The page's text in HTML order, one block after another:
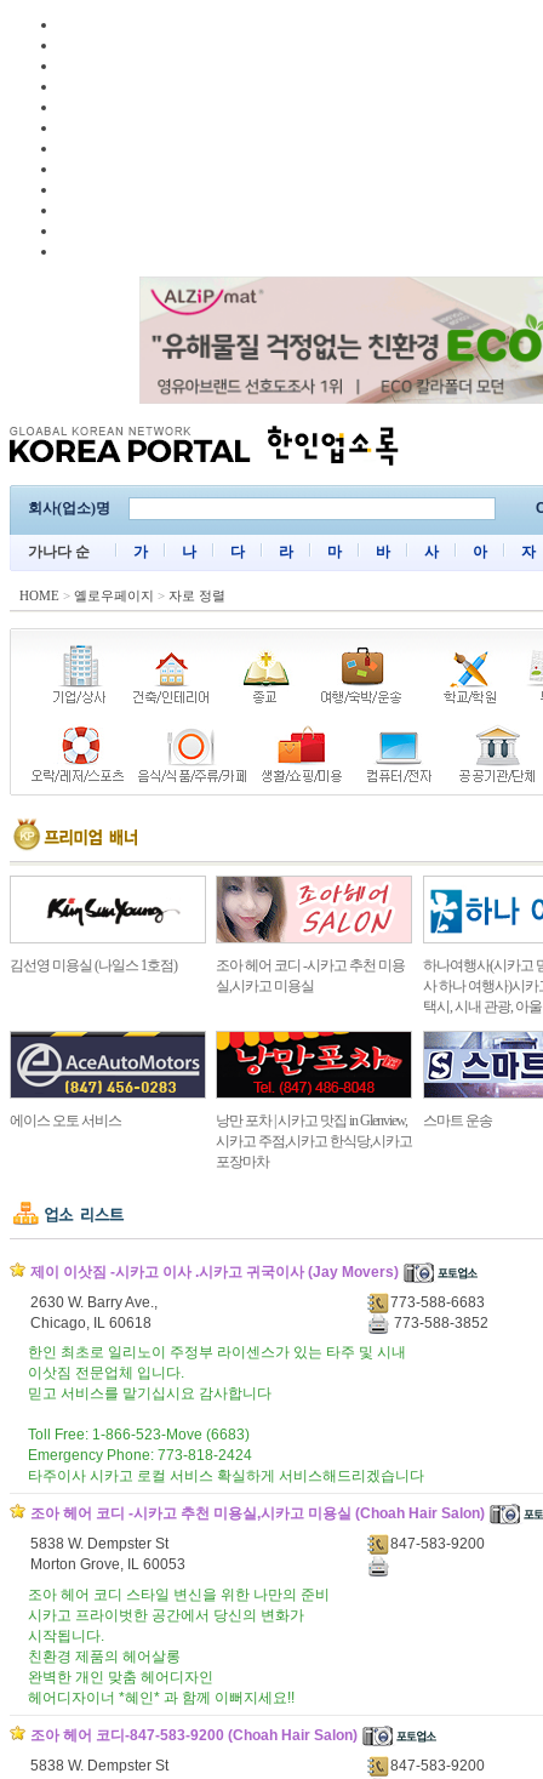
회사(업소)명
가나다 순 가 나 다 라 마 바 사 아 자
HOME > 옐로우페이지 > 자로 정렬
김선영 미용실 (나일스 1호점)
조아 헤어 코디 -시카고 추천 미용
실,시카고 미용실
하나여행사(시카고
사 하나 여행사)시카
택시, 시내 관광, 아
에이스 오토 서비스
낭만 포차 | 시카고 맛집 in Glenview,
시카고 주점,시카고 한식당,시카고
포장마차
스마트 운송
제이 이삿짐 -시카고 이사 .시카고 귀국이사 (Jay Movers)
2630 W. Barry Ave.,
Chicago, IL 60618
773-588-6683
773-588-3852
한인 최초로 일리노이 주정부 라이센스가 있는 타주 및 시내
이삿짐 전문업체 입니다.
믿고 서비스를 맡기십시요 감사합니다
Toll Free: 1-866-523-Move (6683)
Emergency Phone: 773-818-2424
타주이사 시카고 로컬 서비스 확실하게 서비스해드리겠습니다
조아 헤어 코디 -시카고 추천 미용실,시카고 미용실 (Choah Hair Salon)
5838 W. Dempster St
Morton Grove, IL 60053
847-583-9200
조아 헤어 코디 스타일 변신을 위한 나만의 준비
시카고 프라이벗한 공간에서 당신의 변화가
시작됩니다.
친환경 제품의 헤어살롱
완벽한 개인 맞춤 헤어디자인
헤어디자이너 *혜인* 과 함께 이뻐지세요!!
조아 헤어 코디-847-583-9200 (Choah Hair Salon)
5838 W. Dempster St
847-583-9200